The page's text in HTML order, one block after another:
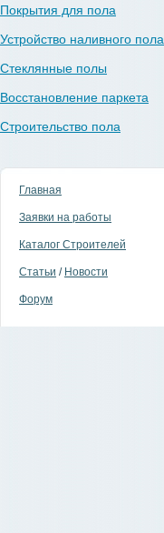
Покрытия для пола
Устройство наливного пола
Стеклянные полы
Восстановление паркета
Строительство пола
Главная
Заявки на работы
Каталог Строителей
Статьи / Новости
Форум